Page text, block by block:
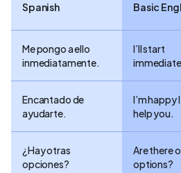
Spanish Basic
Me pongo a ello
inmediatamente.
I’ll start
Encantado de
ayudarte.
I’m happy
help you.
¿Hay otras
opciones?
Are there
options?